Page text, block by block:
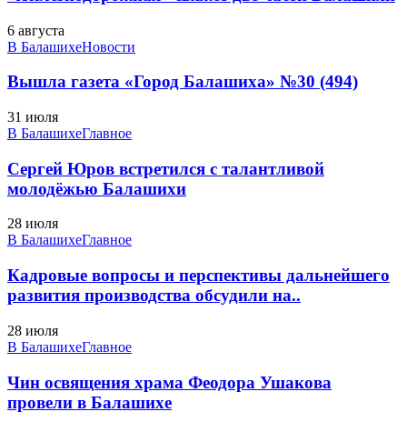
6 августа
В БалашихеНовости
Вышла газета «Город Балашиха» №30 (494)
31 июля
В БалашихеГлавное
Сергей Юров встретился с талантливой
молодёжью Балашихи
28 июля
В БалашихеГлавное
Кадровые вопросы и перспективы дальнейшего
развития производства обсудили на..
28 июля
В БалашихеГлавное
Чин освящения храма Феодора Ушакова
провели в Балашихе